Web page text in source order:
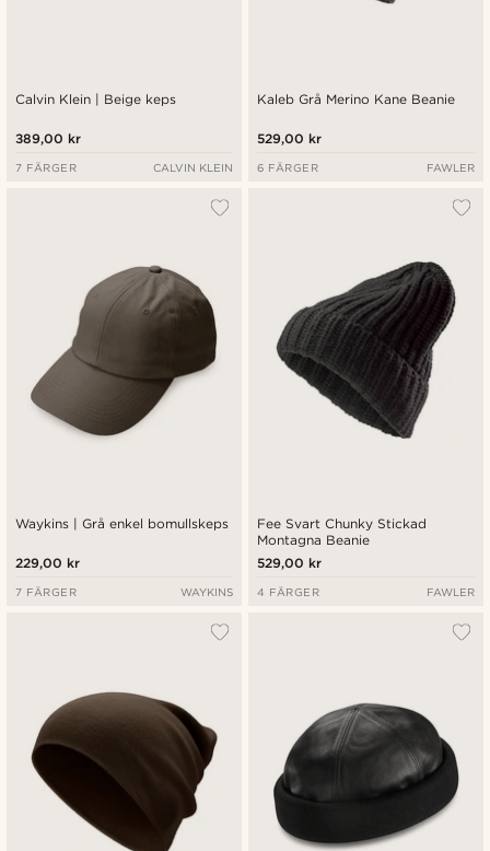
Calvin Klein | Beige keps
389,00 kr
7 FÄRGER CALVIN KLEIN
Kaleb Grå Merino Kane Beanie
529,00 kr
6 FÄRGER FAWLER
Waykins | Grå enkel bomullskeps
229,00 kr
7 FÄRGER WAYKINS
Fee Svart Chunky Stickad
Montagna Beanie
529,00 kr
4 FÄRGER FAWLER